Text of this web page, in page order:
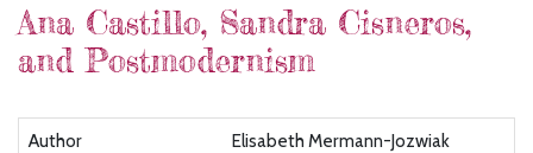
Ana Castillo, Sandra Cisneros,
and Postmodernism
Author
Elisabeth Mermann-Jozwiak